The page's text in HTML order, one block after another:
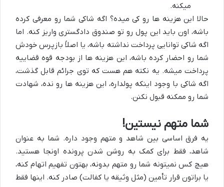
میکنه.
حالا این هزینه ها رو کی میده؟ اگه شاکی شما رو معرفی کرده
باشه، اون باید این پول رو تو صندوق دادگستری واریز کنه. اما
اگه شاکی توانایی پرداخت نداشته باشه، یا اصلاً بازپرس خودش
شما رو احضار کرده باشه، این هزینه ها از بودجه قوه قضاییه
پرداخت میشه. یه نکته هم هست که توی جرائم قابل گذشت،
اگه شاکی با وجود اینکه پولداره، این هزینه ها رو نده، شهادت
شما رو ممکنه قبول نکنن.
شما متهم نیستین!
یه فرق اساسی بین شاهد و متهم وجود داره. شما به عنوان
شاهد، فقط برای کمک به روشن شدن پرونده اونجا هستید.
هیچ کس نمیتونه شما رو متهم بدونه، بهتون تفهیم اتهام کنه،
یا براتون قرار تأمین (مثل وثیقه یا کفالت) صادر کنه. اینها فقط